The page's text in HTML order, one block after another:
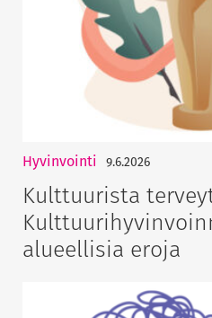
Hyvinvointi 9.6.2026
Kulttuurista
alueellisia eroja